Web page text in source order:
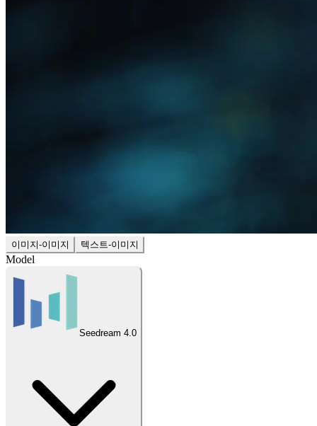
이미지-이미지 텍스트-이미지
Model
Seedream 4.0